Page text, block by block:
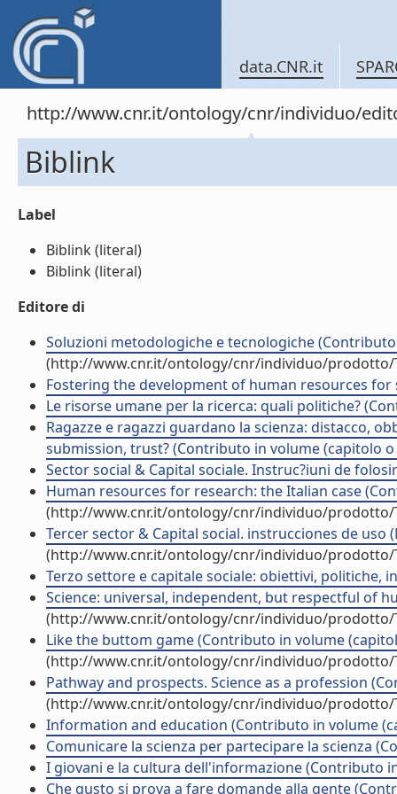
data.CNR.it
http://www.cnr.it/ontology/cnr/individuo/
Biblink
Label
Biblink (literal)
Biblink (literal)
Editore di
Soluzioni metodologiche e tecnologiche
(http://www.cnr.it/ontology/cnr/individuo/prodotto/
Fostering the development of human resources for
Le risorse umane per la ricerca: quali politiche?
Ragazze e ragazzi guardano la scienza: distacco,
submission, trust? (Contributo in volume (capitolo
Sector social & Capital sociale. Instruc?iuni de
Human resources for research: the Italian case
(http://www.cnr.it/ontology/cnr/individuo/prodotto/
Tercer sector & Capital social. instrucciones de uso
(http://www.cnr.it/ontology/cnr/individuo/prodotto/
Terzo settore e capitale sociale: obiettivi, politiche,
Science: universal, independent, but respectful of
(http://www.cnr.it/ontology/cnr/individuo/prodotto/
Like the buttom game (Contributo in volume
(http://www.cnr.it/ontology/cnr/individuo/prodotto/
Pathway and prospects. Science as a profession
(http://www.cnr.it/ontology/cnr/individuo/prodotto/
Information and education (Contributo in volume
Comunicare la scienza per partecipare la scienza
I giovani e la cultura dell'informazione (Contributo
Che gusto si prova a fare domande alla gente